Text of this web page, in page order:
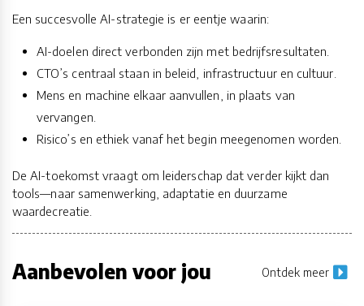
Een succesvolle AI-strategie is er eentje waarin:
AI-doelen direct verbonden zijn met bedrijfsresultaten.
CTO’s centraal staan in beleid, infrastructuur en cultuur.
Mens en machine elkaar aanvullen, in plaats van
vervangen.
Risico’s en ethiek vanaf het begin meegenomen worden.
De AI-toekomst vraagt om leiderschap dat verder kijkt dan
tools—naar samenwerking, adaptatie en duurzame
waardecreatie.
Aanbevolen voor jou Ontdek meer